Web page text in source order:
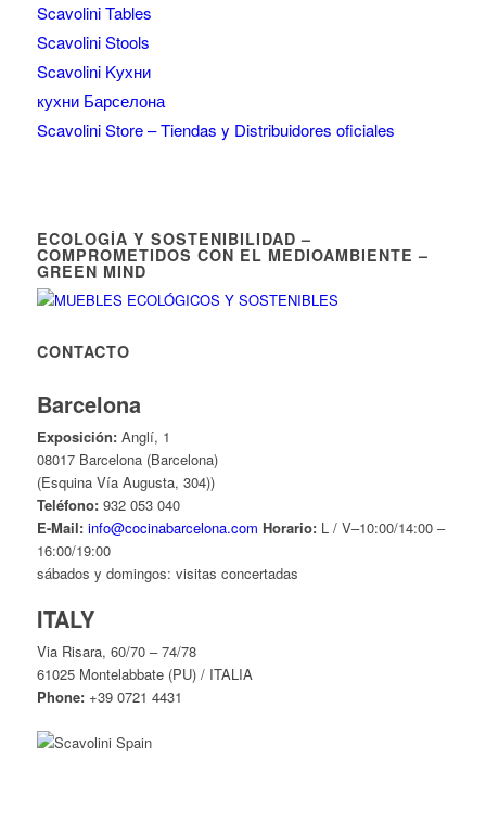
Scavolini Tables
Scavolini Stools
Scavolini Kухни
кухни Барселона
Scavolini Store – Tiendas y Distribuidores oficiales
ECOLOGÍA Y SOSTENIBILIDAD –
COMPROMETIDOS CON EL MEDIOAMBIENTE –
GREEN MIND
CONTACTO
Barcelona
Exposición:Anglí, 1
08017 Barcelona (Barcelona)
(Esquina Vía Augusta, 304))
Teléfono:932 053 040
E-Mail: info@cocinabarcelona.com Horario:L / V–10:00/14:00 –
16:00/19:00
sábados y domingos: visitas concertadas
ITALY
Via Risara, 60/70 – 74/78
61025 Montelabbate (PU) / ITALIA
Phone:+39 0721 4431